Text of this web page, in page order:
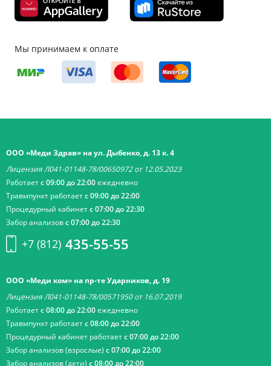
Мы принимаем к оплате
ООО «Меди Здрав» на ул. Дыбенко, д. 13 к. 4
Лицензия Л041-01148-78/00650972 от 12.05.2023
Работаетс 09:00 до 22:00ежедневно
Травмпункт работаетс 09:00 до 22:00
Процедурный кабинетс 07:00 до 22:30
Забор анализовс 07:00 до 22:30
+7 (812) 435-55-55
ООО «Меди ком» на пр-те Ударников, д. 19
Лицензия Л041-01148-78/00571950 от 16.07.2019
Работаетс 08:00 до 22:00ежедневно
Травмпункт работаетс 08:00 до 22:00
Процедурный кабинет работаетс 07:00 до 22:00
Забор анализов (взрослые) с 07:00 до 22:00
Забор анализов (дети) с 08:00 до 22:00